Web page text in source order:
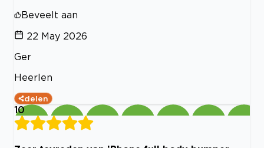
Beveelt aan
22 May 2026
Ger
Heerlen
delen
10